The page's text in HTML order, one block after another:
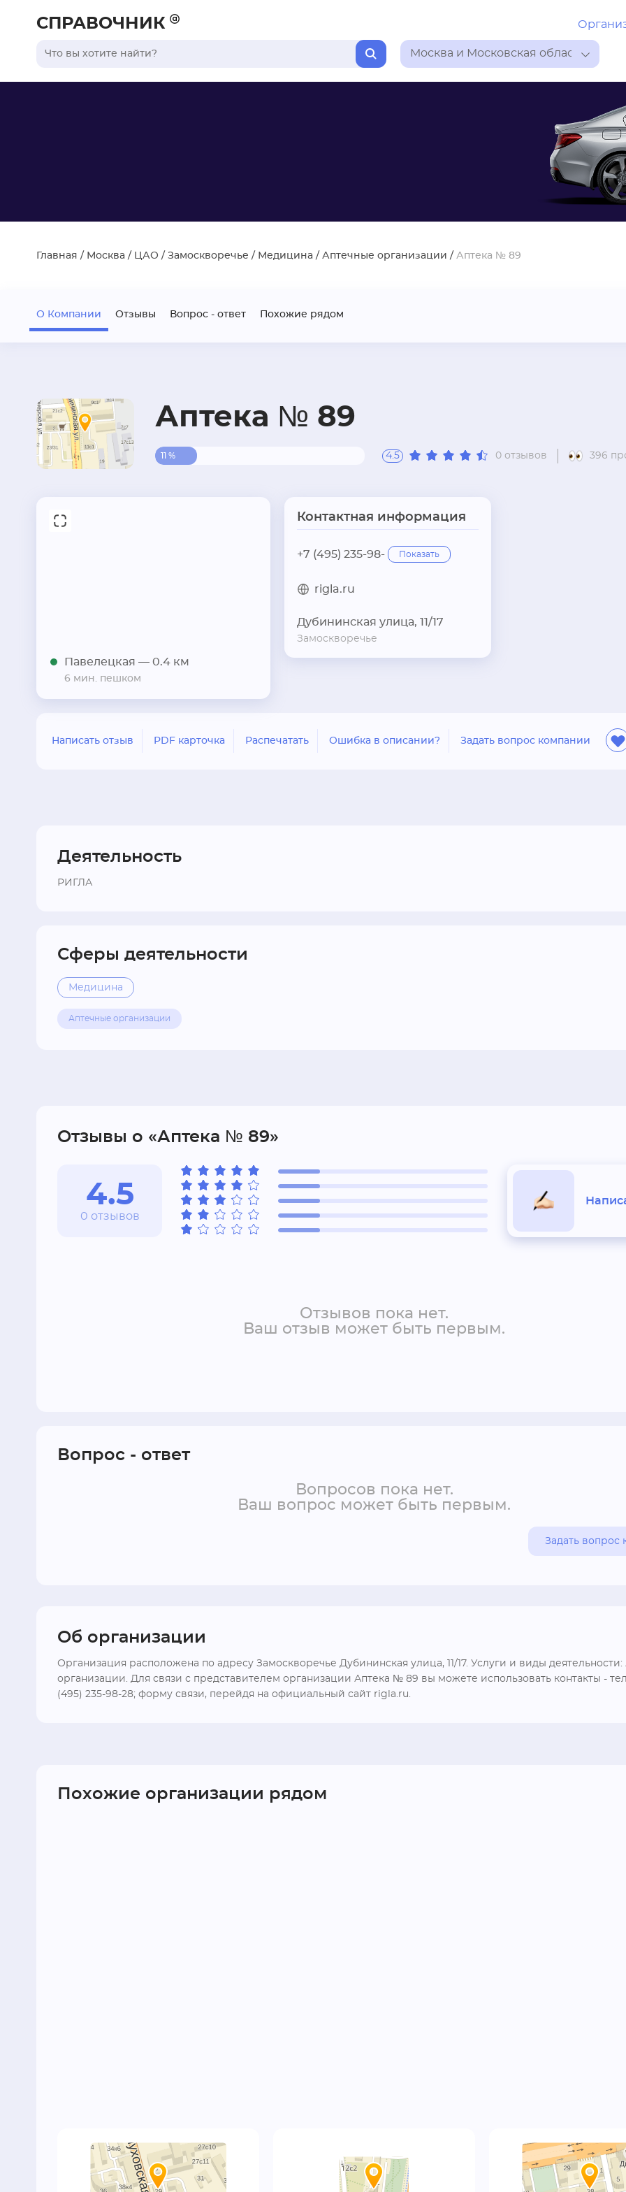
СПРАВОЧНИК
Москва и Московская область
Главная / Москва / ЦАО / Замоскворечье / Медицина / Аптечные организации / Аптека № 89
О Компании Отзывы Вопрос - ответ Похожие рядом
Аптека № 89
11 % 4.5 0 отзывов 396
Павелецкая — 0.4 км
6 мин. пешком
Контактная информация
+7 (495) 235-98- Показать
rigla.ru
Дубининская улица, 11/17
Замоскворечье
Написать отзыв PDF карточка Распечатать Ошибка в описании? Задать вопрос компании
Деятельность
РИГЛА
Сферы деятельности
Медицина
Аптечные организации
Отзывы о «Аптека № 89»
4.5
0 отзывов
Отзывов пока нет.
Ваш отзыв может быть первым.
Вопрос - ответ
Вопросов пока нет.
Ваш вопрос может быть первым.
Задать вопрос
Об организации
Организация расположена по адресу Замоскворечье Дубининская улица, 11/17. Услуги и виды
организации. Для связи с представителем организации Аптека № 89 вы можете использовать контакты -
(495) 235-98-28; форму связи, перейдя на официальный сайт rigla.ru.
Похожие организации рядом